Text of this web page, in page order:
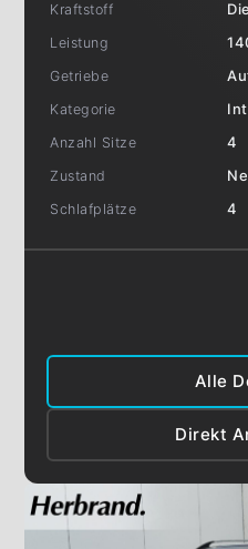
Kraftstoff
Leistung
Getriebe
Kategorie
Anzahl Sitze
4
Zustand
Schlafplätze
4
Alle
Direkt